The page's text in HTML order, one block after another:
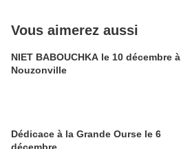
Vous aimerez aussi
NIET BABOUCHKA le 10 décembre à
Nouzonville
Dédicace à la Grande Ourse le 6